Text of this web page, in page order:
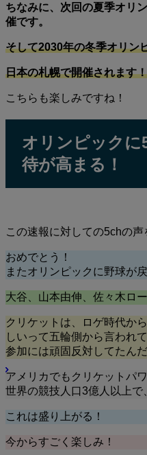
ちなみに、次回の夏季オリ
催です。
そして2030年の冬季オリン
日本の札幌で開催されます！
こちらも楽しみですね！
オリンピックに
待が高まる！
この速報に対しての5chの声
おめでとう！
またオリンピックに野球が
大谷、山本由伸、佐々木ロ
クリケットは、ロゲ時代か
しいって五輪側から言われ
参加には頑固反対してたん
アメリカでもクリケットパ
世界の競技人口3億人以上で
これは盛り上がる！
今からすごく楽しみ！